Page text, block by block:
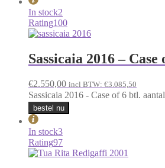
In stock2
Rating100
Sassicaia 2016 – Case
€2.550,00 incl BTW: €3.085,50
Sassicaia 2016 - Case of 6 btl. aantal
bestel nu
In stock3
Rating97